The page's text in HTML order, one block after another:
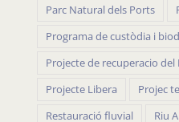
Parc Natural dels Ports
Programa de custòdia i
Projecte de recuperacio del
Projecte Libera
Projec
Restauració fluvial
Riu